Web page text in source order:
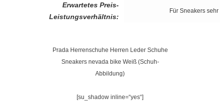
Erwartetes Preis-
Leistungsverhältnis:
Für Sneakers sehr
Prada Herrenschuhe Herren Leder Schuhe
Sneakers nevada bike Weiß (Schuh-
Abbildung)
[su_shadow inline=“yes“]